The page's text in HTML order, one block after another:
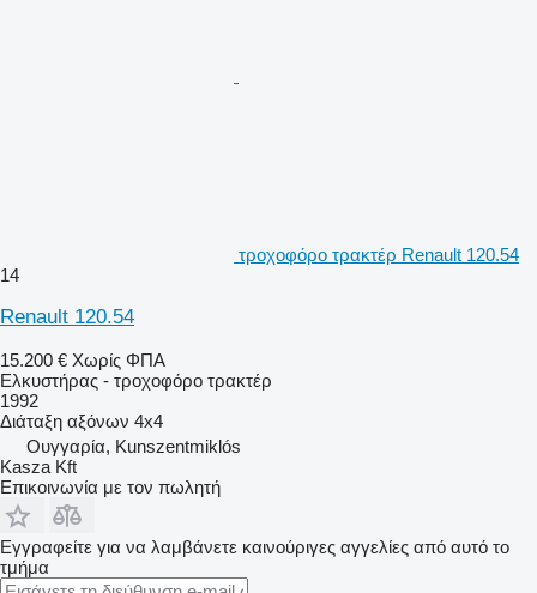
τροχοφόρο τρακτέρ Renault 120.54
14
Renault 120.54
15.200 € Χωρίς ΦΠΑ
Ελκυστήρας - τροχοφόρο τρακτέρ
1992
Διάταξη αξόνων 4x4
Ουγγαρία, Kunszentmiklós
Kasza Kft
Επικοινωνία με τον πωλητή
Εγγραφείτε για να λαμβάνετε καινούριγες αγγελίες από αυτό το
τμήμα